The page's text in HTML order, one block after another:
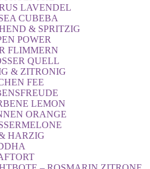
LAVENDEL
CUBEBA
& SPRITZIG
POWER
FLIMMERN
QUELL
& ZITRONIG
FEE
LEMON
ORANGE
HARZIG